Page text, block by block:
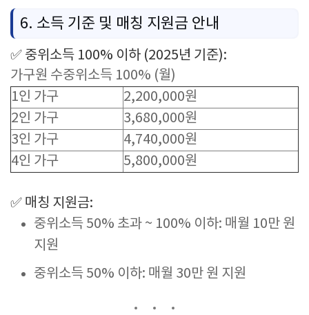
6. 소득 기준 및 매칭 지원금 안내
✅ 중위소득 100% 이하 (2025년 기준):
가구원 수중위소득 100% (월)
1인 가구 2,200,000원
2인 가구 3,680,000원
3인 가구 4,740,000원
4인 가구 5,800,000원
✅ 매칭 지원금:
중위소득 50% 초과 ~ 100% 이하: 매월 10만 원
지원
중위소득 50% 이하: 매월 30만 원 지원